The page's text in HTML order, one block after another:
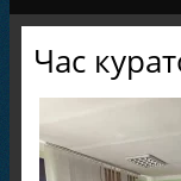
Час